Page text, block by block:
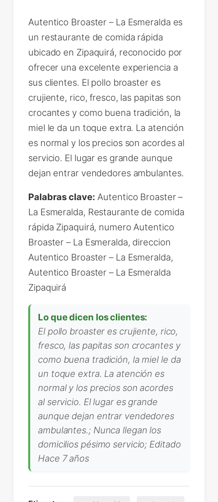
Autentico Broaster – La Esmeralda es
un restaurante de comida rápida
ubicado en Zipaquirá, reconocido por
ofrecer una excelente experiencia a
sus clientes. El pollo broaster es
crujiente, rico, fresco, las papitas son
crocantes y como buena tradición, la
miel le da un toque extra. La atención
es normal y los precios son acordes al
servicio. El lugar es grande aunque
dejan entrar vendedores ambulantes.
Palabras clave: Autentico Broaster –
La Esmeralda, Restaurante de comida
rápida Zipaquirá, numero Autentico
Broaster – La Esmeralda, direccion
Autentico Broaster – La Esmeralda,
Autentico Broaster – La Esmeralda
Zipaquirá
Lo que dicen los clientes:
El pollo broaster es crujiente, rico,
fresco, las papitas son crocantes y
como buena tradición, la miel le da
un toque extra. La atención es
normal y los precios son acordes
al servicio. El lugar es grande
aunque dejan entrar vendedores
ambulantes.; Nunca llegan los
domicilios pésimo servicio; Editado
Hace 7 años